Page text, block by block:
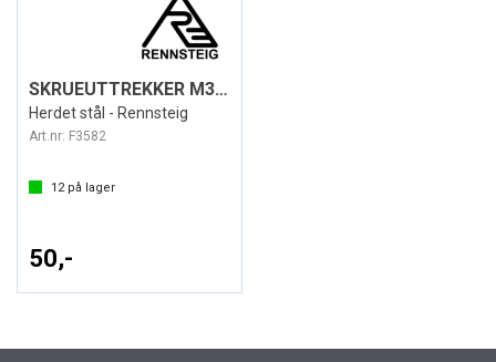
SKRUEUTTREKKER M3-M6 STR.1
Herdet stål - Rennsteig
Art.nr: F3582
12på lager
50,-